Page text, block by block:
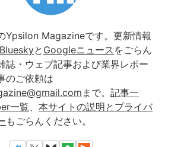
Ypsilon Magazineです。更新情報
Blueskyと Googleニュース をごらん
誌・ウェブ記事および業界レポー
のご依頼は
まで。 記事一
一覧、 本サイトの説明とプライバ
もごらんください。